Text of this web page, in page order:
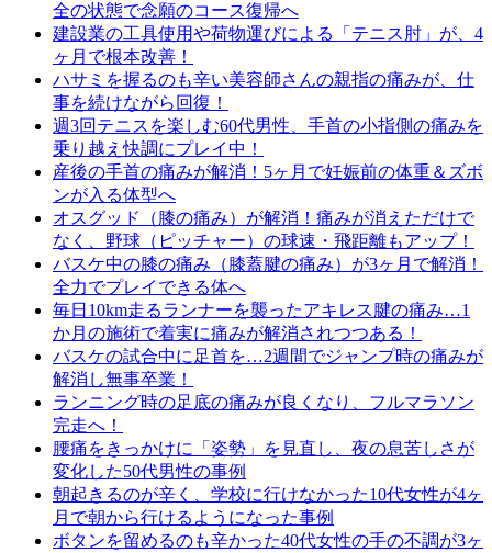
全の状態で念願のコース復帰へ
建設業の工具使用や荷物運びによる「テニス肘」が、4
ヶ月で根本改善！
ハサミを握るのも辛い美容師さんの親指の痛みが、仕
事を続けながら回復！
週3回テニスを楽しむ60代男性、手首の小指側の痛みを
乗り越え快調にプレイ中！
産後の手首の痛みが解消！5ヶ月で妊娠前の体重＆ズボ
ンが入る体型へ
オスグッド（膝の痛み）が解消！痛みが消えただけで
なく、野球（ピッチャー）の球速・飛距離もアップ！
バスケ中の膝の痛み（膝蓋腱の痛み）が3ヶ月で解消！
全力でプレイできる体へ
毎日10km走るランナーを襲ったアキレス腱の痛み…1
か月の施術で着実に痛みが解消されつつある！
バスケの試合中に足首を…2週間でジャンプ時の痛みが
解消し無事卒業！
ランニング時の足底の痛みが良くなり、フルマラソン
完走へ！
腰痛をきっかけに「姿勢」を見直し、夜の息苦しさが
変化した50代男性の事例
朝起きるのが辛く、学校に行けなかった10代女性が4ヶ
月で朝から行けるようになった事例
ボタンを留めるのも辛かった40代女性の手の不調が3ヶ